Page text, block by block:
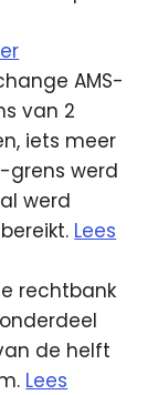
AMS-
van 2
iets meer
grens werd
werd
Lees
rechtbank
de helft
Lees